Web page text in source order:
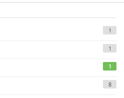
1
1
1
8